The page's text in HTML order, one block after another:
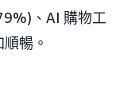
、AI 購物工
暢。